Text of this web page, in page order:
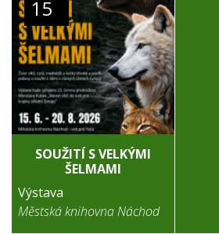
15
SOUŽITÍ S VELKÝMI
ŠELMAMI
Výstava
Městská knihovna Náchod